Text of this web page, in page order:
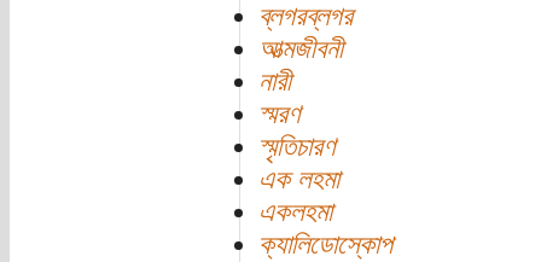
ব্লগরব্লগর
আত্মজীবনী
নারী
স্মরণ
স্মৃতিচারণ
এক লহমা
একলহমা
ক্যালিডোস্কোপ